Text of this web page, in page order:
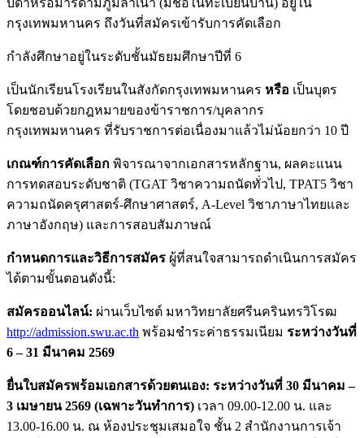
กรุงเทพมหานคร ถึงวันที่สมัครเข้ารับการคัดเลือก
กำลังศึกษาอยู่ในระดับชั้นมัธยมศึกษาปีที่ 6
เป็นนักเรียนโรงเรียนในสังกัดกรุงเทพมหานคร หรือ เป็นบุตร
โดยชอบด้วยกฎหมายของข้าราชการ/บุคลากร
กรุงเทพมหานคร ที่รับราชการต่อเนื่องมาแล้วไม่น้อยกว่า 10 ปี
เกณฑ์การคัดเลือก พิจารณาจากเอกสารหลักฐาน, ผลคะแนน
การทดสอบระดับชาติ (TGAT วิชาความถนัดทั่วไป, TPAT5 วิชา
ความถนัดครุศาสตร์-ศึกษาศาสตร์, A-Level วิชาภาษาไทยและ
ภาษาอังกฤษ) และการสอบสัมภาษณ์
กำหนดการและวิธีการสมัคร ผู้ที่สนใจสามารถดำเนินการสมัคร
ได้ตามขั้นตอนดังนี้:
สมัครออนไลน์: ผ่านเว็บไซต์ มหาวิทยาลัยศรีนครินทรวิโรฒ
http://admission.swu.ac.th พร้อมชำระค่าธรรมเนียม ระหว่างวันที่
6 – 31 มีนาคม 2569
ยื่นใบสมัครพร้อมเอกสารด้วยตนเอง: ระหว่างวันที่ 30 มีนาคม –
3 เมษายน 2569 (เฉพาะวันทำการ) เวลา 09.00-12.00 น. และ
13.00-16.00 น. ณ ห้องประชุมเสมอใจ ชั้น 2 สำนักงานการเจ้า